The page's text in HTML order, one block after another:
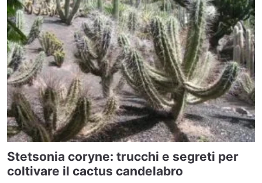
Stetsonia coryne: trucchi e segreti per
coltivare il cactus candelabro